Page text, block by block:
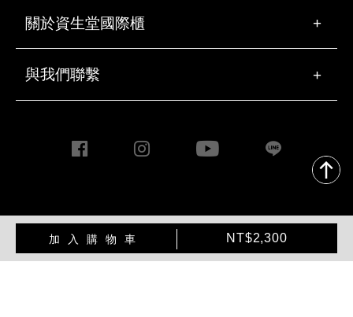
NT$2,300
購
操
加入購物車
關於資生堂國際櫃 +
與我們聯繫 +
Copyright ©2020 Taiwan
Shiseido Co., Ltd. All rights